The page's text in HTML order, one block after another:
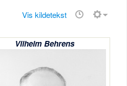
Vis kildetekst
Vilhelm Behrens